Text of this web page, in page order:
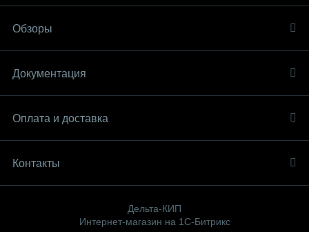
Обзоры
Документация
Оплата и доставка
Контакты
Дельта-КИП
Интернет-магазин на 1С-Битрикс